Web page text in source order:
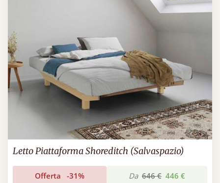
Letto Piattaforma Shoreditch (Salvaspazio)
Offerta -31% Da 646 € 446 €